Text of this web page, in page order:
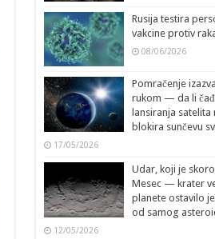
Rusija testira
vakcine protiv
08/06/2026
Pomračenje
rukom — da li
lansiranja satelita
blokira sunčevu
17/05/2026
Udar, koji je
Mesec — krater
planete ostavilo
od samog
12/05/2026